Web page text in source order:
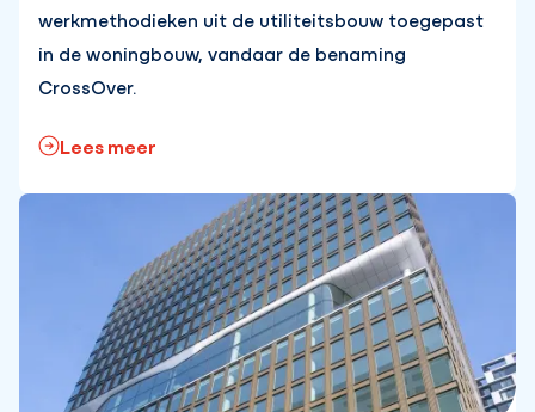
werkmethodieken uit de utiliteitsbouw toegepast
in de woningbouw, vandaar de benaming
CrossOver.
Lees meer